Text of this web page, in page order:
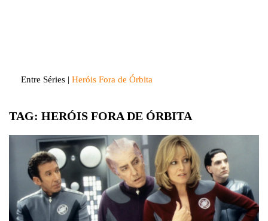
Entre Séries | Heróis Fora de Órbita
TAG: HERÓIS FORA DE ÓRBITA